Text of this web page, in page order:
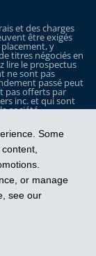
Some
or manage
see our
et des charges
être exigés
y
titres négociés en
lire le prospectus
ne sont pas
passé peut
pas offerts par
inc. et qui sont
société
Clarington inc. iA
et le logo
utilisées
financiers